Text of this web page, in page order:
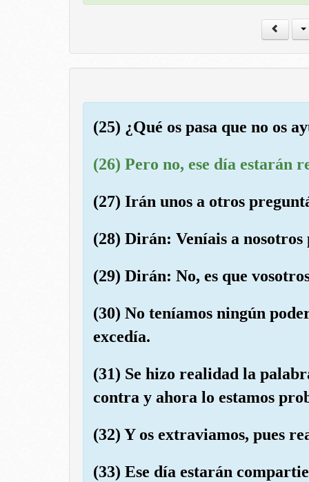
(25) ¿Qué os pasa que no os
(26) Pero no, ese día estarán
(27) Irán unos a otros
(28) Dirán: Veníais a
(29) Dirán: No, es que
(30) No teníamos ningún
excedía.
(31) Se hizo realidad la
contra y ahora lo estamos
(32) Y os extraviamos, pues
(33) Ese día estarán